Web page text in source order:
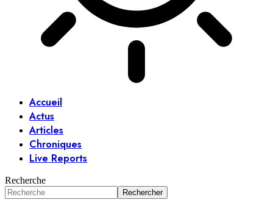
Accueil
Actus
Articles
Chroniques
Live Reports
Recherche